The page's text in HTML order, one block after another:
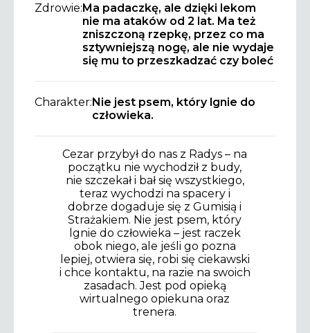
Zdrowie:Ma padaczkę, ale dzięki lekom
nie ma ataków od 2 lat. Ma też
zniszczoną rzepkę, przez co ma
sztywniejszą nogę, ale nie wydaje
się mu to przeszkadzać czy boleć
Charakter:Nie jest psem, który lgnie do
człowieka.
Cezar przybył do nas z Radys – na
początku nie wychodził z budy,
nie szczekał i bał się wszystkiego,
teraz wychodzi na spacery i
dobrze dogaduje się z Gumisią i
Strażakiem. Nie jest psem, który
lgnie do człowieka – jest raczek
obok niego, ale jeśli go pozna
lepiej, otwiera się, robi się ciekawski
i chce kontaktu, na razie na swoich
zasadach. Jest pod opieką
wirtualnego opiekuna oraz
trenera.